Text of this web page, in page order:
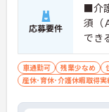
応募要件
■介
須（
でき
車通勤可 残業少なめ
産休･育休･介護休暇取得実